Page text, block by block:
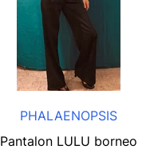
PHALAENOPSIS
Pantalon LULU borneo